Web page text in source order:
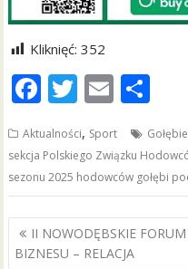
Kliknięć: 352
F
e
b
o
o
T
itt
er
E
ai
l
ar
e
Aktualności, Sport
sekcja Polskiego Związku
sezonu 2025 hodowców gołębi
Nawigacja
wpisu
II NOWODĘBSKIE FORUM
BIZNESU – RELACJA